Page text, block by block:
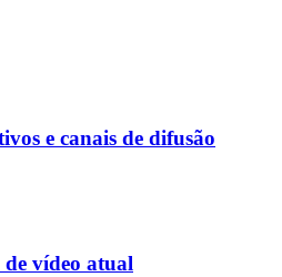
e canais de difusão
de vídeo atual